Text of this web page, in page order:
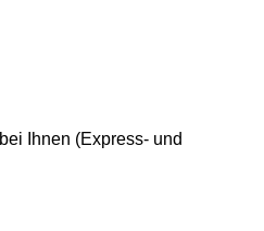
bei Ihnen (Express- und